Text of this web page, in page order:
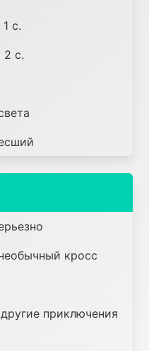
с.
с.
кросс
приключения